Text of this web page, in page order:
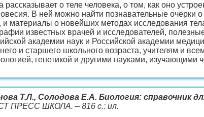
рассказывает о теле человека, о том, как оно
В ней можно найти познавательные очерки
и материалы о новейших методах исследования
известных врачей и исследователей,
академии наук и Российской академии
и старшего школьного возраста, учителям и
генетикой и другими науками, изучающими
Т.Л., Солодова Е.А. Биология: справочник
ПРЕСС ШКОЛА. – 816 с.: ил.